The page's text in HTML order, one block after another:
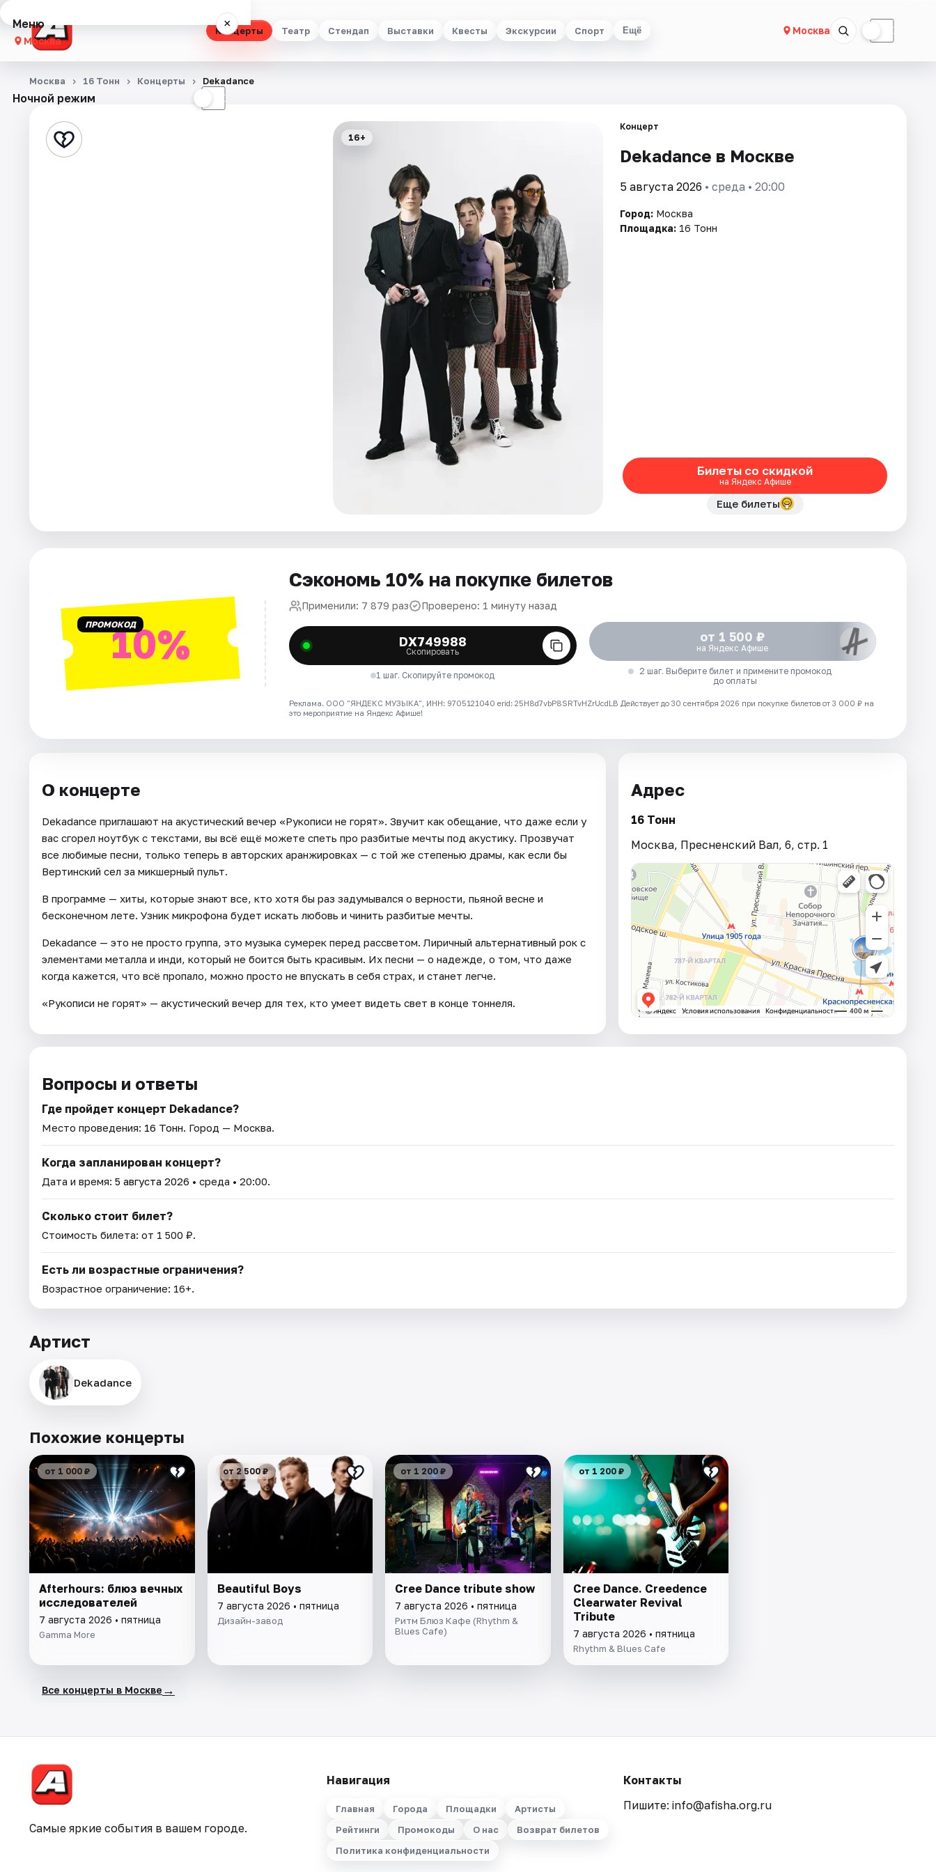
Концерты Театр Стендап Выставки Квесты Экскурсии Спорт Ещё Москва ☾
Меню ×
Москва
Концерты
Стендап
Ночной режим ☾
Москва 16 Тонн Концерты Dekadance
16+
Концерт
Dekadance в Москве
5 августа 2026 • среда • 20:00
Город: Москва
Площадка: 16 Тонн
Билеты со скидкой
на Яндекс Афише
Еще билеты
ПРОМОКОД10%
Сэкономь 10% на покупке билетов
Применили: 7 879 раз Проверено: 1 минуту назад
DX749988
Скопировать
1 шаг. Скопируйте промокод
от 1 500 ₽
на Яндекс Афише
2 шаг. Выберите билет и примените промокод
до оплаты
Реклама. ООО "ЯНДЕКС МУЗЫКА", ИНН: 9705121040 erid: 25H8d7vbP8SRTvHZrUcdLB Действует до 30 сентября 2026 при покупке билетов от 3 000 ₽ на
это мероприятие на Яндекс Афише!
О концерте
Dekadance приглашают на акустический вечер «Рукописи не горят». Звучит как обещание, что даже если у
вас сгорел ноутбук с текстами, вы всё ещё можете спеть про разбитые мечты под акустику. Прозвучат
все любимые песни, только теперь в авторских аранжировках — с той же степенью драмы, как если бы
Вертинский сел за микшерный пульт.
В программе — хиты, которые знают все, кто хотя бы раз задумывался о верности, пьяной весне и
бесконечном лете. Узник микрофона будет искать любовь и чинить разбитые мечты.
Dekadance — это не просто группа, это музыка сумерек перед рассветом. Лиричный альтернативный рок с
элементами металла и инди, который не боится быть красивым. Их песни — о надежде, о том, что даже
когда кажется, что всё пропало, можно просто не впускать в себя страх, и станет легче.
«Рукописи не горят» — акустический вечер для тех, кто умеет видеть свет в конце тоннеля.
Адрес
16 Тонн
Москва, Пресненский Вал, 6, стр. 1
Вопросы и ответы
Где пройдет концерт Dekadance?
Место проведения: 16 Тонн. Город — Москва.
Когда запланирован концерт?
Дата и время: 5 августа 2026 • среда • 20:00.
Сколько стоит билет?
Стоимость билета: от 1 500 ₽.
Есть ли возрастные ограничения?
Возрастное ограничение: 16+.
Артист
Dekadance
Похожие концерты
от 1 000 ₽
Afterhours: блюз вечных
исследователей
7 августа 2026 • пятница
Gamma More
от 2 500 ₽
Beautiful Boys
7 августа 2026 • пятница
Дизайн-завод
от 1 200 ₽
Cree Dance tribute show
7 августа 2026 • пятница
Ритм Блюз Кафе (Rhythm &
Blues Cafe)
от 1 200 ₽
Cree Dance. Creedence
Clearwater Revival
Tribute
7 августа 2026 • пятница
Rhythm & Blues Cafe
Все концерты в Москве →
Самые яркие события в вашем городе.
Навигация
Главная Города Площадки
Артисты
Рейтинги
Промокоды О нас
Возврат билетов
Политика конфиденциальности
Контакты
Пишите: info@afisha.org.ru